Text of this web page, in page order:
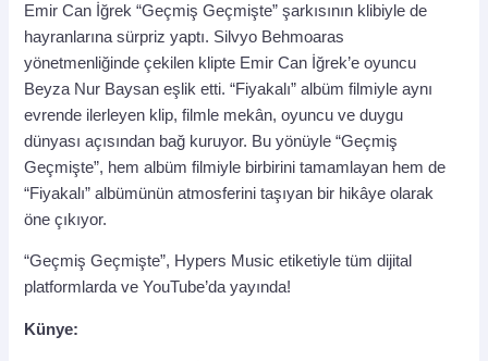
Emir Can İğrek “Geçmiş Geçmişte” şarkısının klibiyle de
hayranlarına sürpriz yaptı. Silvyo Behmoaras
yönetmenliğinde çekilen klipte Emir Can İğrek’e oyuncu
Beyza Nur Baysan eşlik etti. “Fiyakalı” albüm filmiyle aynı
evrende ilerleyen klip, filmle mekân, oyuncu ve duygu
dünyası açısından bağ kuruyor. Bu yönüyle “Geçmiş
Geçmişte”, hem albüm filmiyle birbirini tamamlayan hem de
“Fiyakalı” albümünün atmosferini taşıyan bir hikâye olarak
öne çıkıyor.
“Geçmiş Geçmişte”, Hypers Music etiketiyle tüm dijital
platformlarda ve YouTube’da yayında!
Künye: